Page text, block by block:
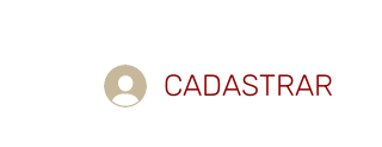
CADASTRAR